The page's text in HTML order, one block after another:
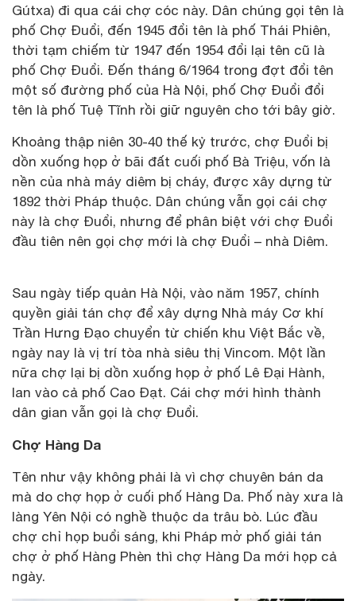
Gútxa) đi qua cái chợ cóc này. Dân chúng gọi tên là
phố Chợ Đuổi, đến 1945 đổi tên là phố Thái Phiên,
thời tạm chiếm từ 1947 đến 1954 đổi lại tên cũ là
phố Chợ Đuổi. Đến tháng 6/1964 trong đợt đổi tên
một số đường phố của Hà Nội, phố Chợ Đuổi đổi
tên là phố Tuệ Tĩnh rồi giữ nguyên cho tới bây giờ.
Khoảng thập niên 30-40 thế kỷ trước, chợ Đuổi bị
dồn xuống họp ở bãi đất cuối phố Bà Triệu, vốn là
nền của nhà máy diêm bị cháy, được xây dựng từ
1892 thời Pháp thuộc. Dân chúng vẫn gọi cái chợ
này là chợ Đuổi, nhưng để phân biệt với chợ Đuổi
đầu tiên nên gọi chợ mới là chợ Đuổi – nhà Diêm.
Sau ngày tiếp quản Hà Nội, vào năm 1957, chính
quyền giải tán chợ để xây dựng Nhà máy Cơ khí
Trần Hưng Đạo chuyển từ chiến khu Việt Bắc về,
ngày nay là vị trí tòa nhà siêu thị Vincom. Một lần
nữa chợ lại bị dồn xuống họp ở phố Lê Đại Hành,
lan vào cả phố Cao Đạt. Cái chợ mới hình thành
dân gian vẫn gọi là chợ Đuổi.
Chợ Hàng Da
Tên như vậy không phải là vì chợ chuyên bán da
mà do chợ họp ở cuối phố Hàng Da. Phố này xưa là
làng Yên Nội có nghề thuộc da trâu bò. Lúc đầu
chợ chỉ họp buổi sáng, khi Pháp mở phố giải tán
chợ ở phố Hàng Phèn thì chợ Hàng Da mới họp cả
ngày.